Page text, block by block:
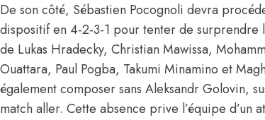
De son côté, Sébastien Pocognoli devra
dispositif en 4-2-3-1 pour tenter de surprendre
de Lukas Hradecky, Christian Mawissa,
Ouattara, Paul Pogba, Takumi Minamino et
également composer sans Aleksandr Golovin,
match aller. Cette absence prive l’équipe d’un